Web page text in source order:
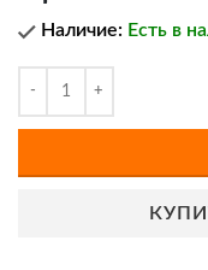
Наличие: Есть в